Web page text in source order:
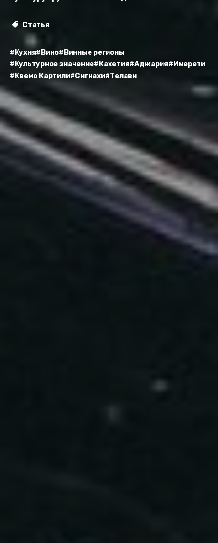
Статья
#Кухня#Вино#Винные регионы
#Культурное значение#Кахетия#Аджария#Имерети
#Квемо Картили#Сигнахи#Телави